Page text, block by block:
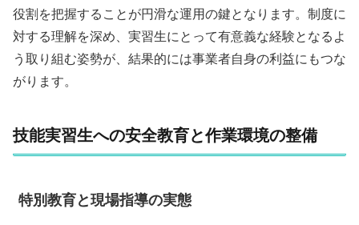
役割を把握することが円滑な運用の鍵となります。制度に
対する理解を深め、実習生にとって有意義な経験となるよ
う取り組む姿勢が、結果的には事業者自身の利益にもつな
がります。
技能実習生への安全教育と作業環境の整備
特別教育と現場指導の実態